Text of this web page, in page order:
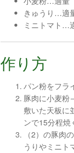
きゅうり…適
ミニトマト…
作り方
パン粉をフラ
豚肉に小麦
敷いた天板に
ンで15分程焼
（2）の豚肉
うりやミニト